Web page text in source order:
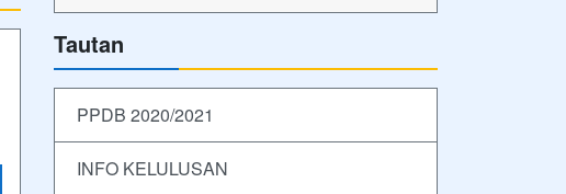
Tautan
PPDB 2020/2021
INFO KELULUSAN